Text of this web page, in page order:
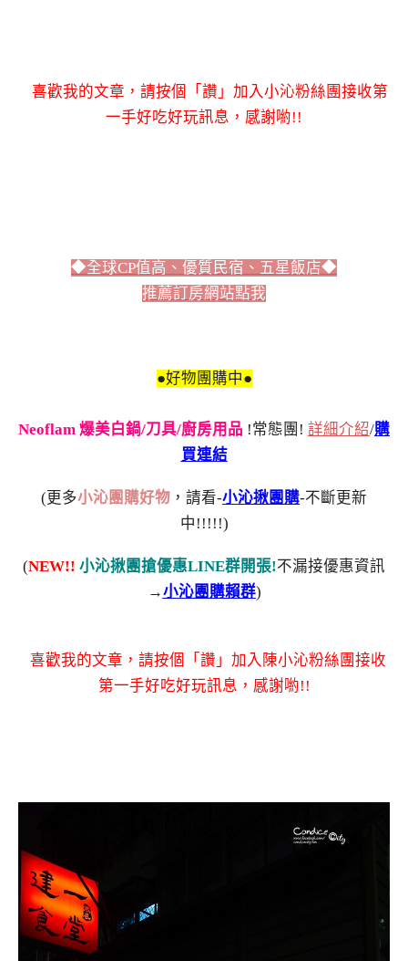
喜歡我的文章，請按個「讚」加入小沁粉絲團接收第
一手好吃好玩訊息，感謝喲!!
◆全球CP值高、優質民宿、五星飯店◆
推薦訂房網站點我
●好物團購中●
Neoflam 爆美白鍋/刀具/廚房用品 !常態團! 詳細介紹/購
買連結
(更多小沁團購好物 ，請看-小沁揪團購-不斷更新
中!!!!!)
(NEW!! 小沁揪團搶優惠LINE群開張!不漏接優惠資訊
→小沁團購賴群)
喜歡我的文章，請按個「讚」加入陳小沁粉絲團接收
第一手好吃好玩訊息，感謝喲!!